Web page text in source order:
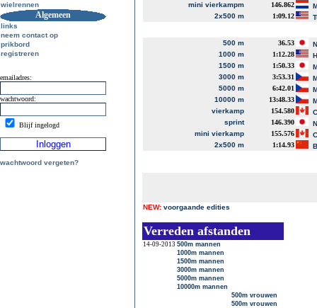
wielrennen
Algemeen
links
neem contact op
prikbord
registreren
emailadres:
wachtwoord:
Blijf ingelogd
wachtwoord vergeten?
mini vierkampm
146.862
2x500 m
1:09.12
500 m 36.53
1000 m
1:12.28
1500 m
1:50.33
3000 m
3:53.31
5000 m
6:42.01
10000 m
13:48.33
vierkamp
154.580
sprint
146.390
mini vierkamp
155.576
2x500 m
1:14.93
NEW: voorgaande edities
Verreden afstanden
14-09-2013 500m mannen
1000m mannen
1500m mannen
3000m mannen
5000m mannen
10000m mannen
500m vrouwen
500m vrouwen